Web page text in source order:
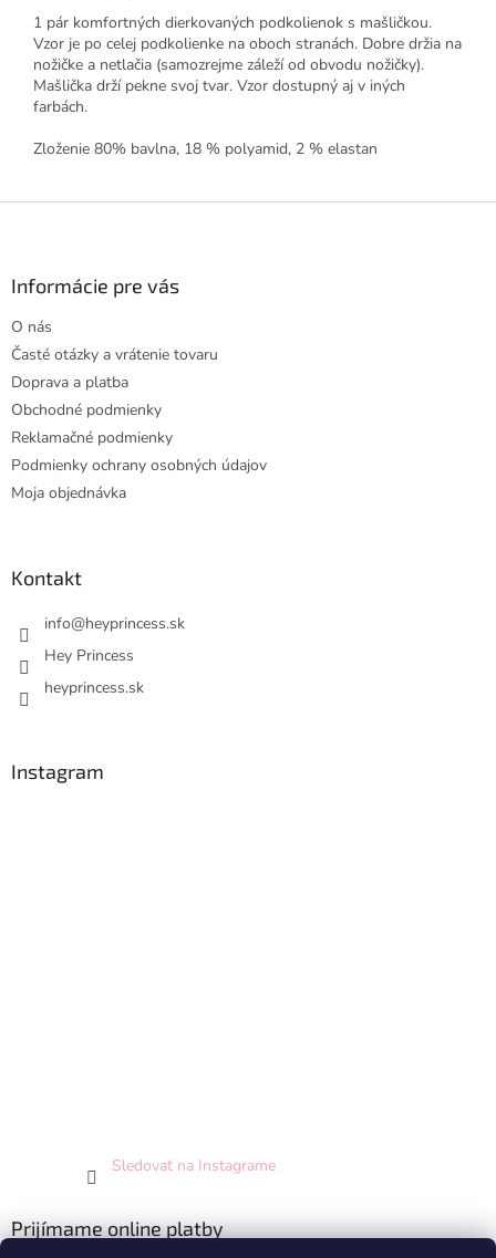
1 pár komfortných dierkovaných podkolienok s mašličkou.
Vzor je po celej podkolienke na oboch stranách. Dobre držia na
nožičke a netlačia (samozrejme záleží od obvodu nožičky).
Mašlička drží pekne svoj tvar. Vzor dostupný aj v iných
farbách.
Zloženie 80% bavlna, 18 % polyamid, 2 % elastan
Informácie pre vás
O nás
Časté otázky a vrátenie tovaru
Doprava a platba
Obchodné podmienky
Reklamačné podmienky
Podmienky ochrany osobných údajov
Moja objednávka
Kontakt
info@heyprincess.sk
Hey Princess
heyprincess.sk
Instagram
Sledovať na Instagrame
Prijímame online platby